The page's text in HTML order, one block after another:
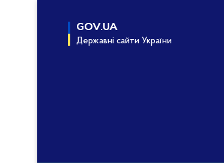
GOV.UA
Державні сайти України